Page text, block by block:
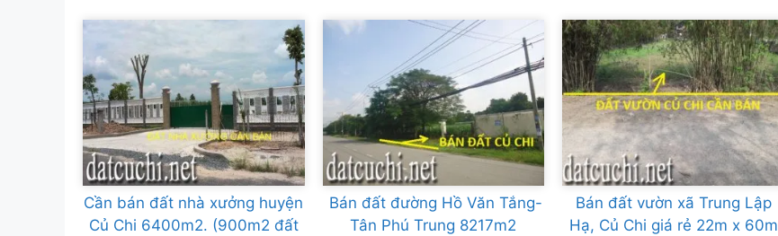
Cần bán đất nhà xưởng huyện
Củ Chi 6400m2. (900m2 đất
Bán đất đường Hồ Văn Tắng-
Tân Phú Trung 8217m2
Bán đất vườn xã Trung Lập
Hạ, Củ Chi giá rẻ 22m x 60m